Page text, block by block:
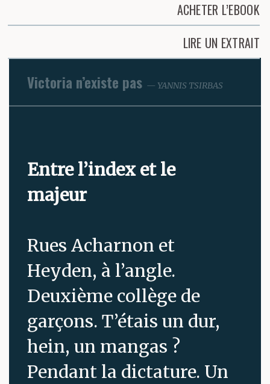
ACHETER L’EBOOK
LIRE UN EXTRAIT
Victoria n’existe pas YANNIS TSIRBAS
Entre l’index et le
majeur
Rues Acharnon et
Heyden, à l’angle.
Deuxième collège de
garçons. T’étais un dur,
hein, un mangas ?
Pendant la dictature. Un